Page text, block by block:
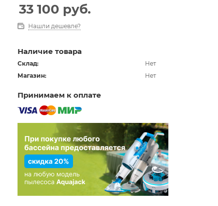
33 100 руб.
Нашли дешевле?
Наличие товара
Склад:
Нет
Магазин:
Нет
Принимаем к оплате